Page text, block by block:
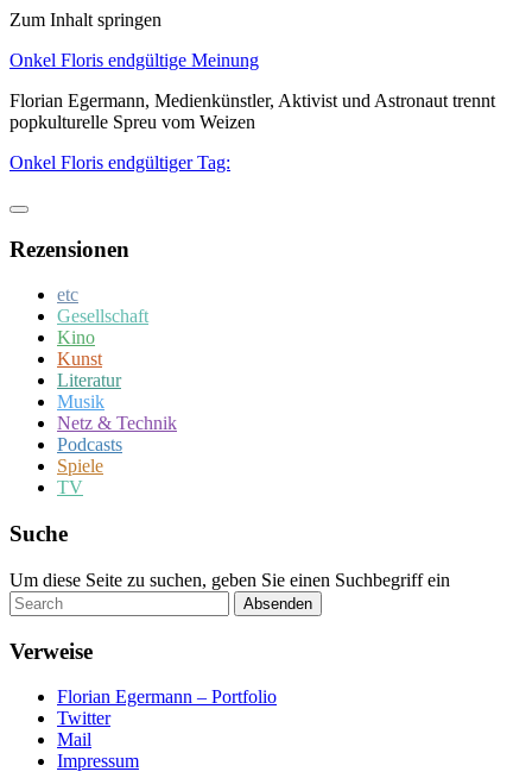
Zum Inhalt springen
Onkel Floris endgültige Meinung
Florian Egermann, Medienkünstler, Aktivist und Astronaut trennt
popkulturelle Spreu vom Weizen
Onkel Floris endgültiger Tag:
Rezensionen
etc
Gesellschaft
Kino
Kunst
Literatur
Musik
Netz & Technik
Podcasts
Spiele
TV
Suche
Um diese Seite zu suchen, geben Sie einen Suchbegriff ein
Absenden
Verweise
Florian Egermann – Portfolio
Twitter
Mail
Impressum